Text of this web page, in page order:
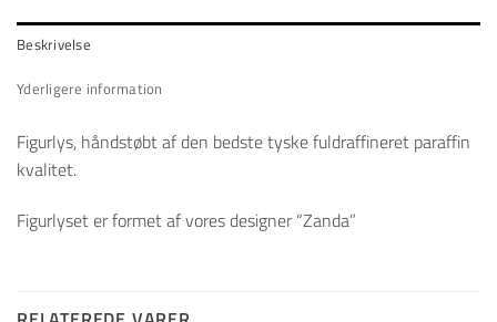
Beskrivelse
Yderligere information
Figurlys, håndstøbt af den bedste tyske fuldraffineret paraffin
kvalitet.
Figurlyset er formet af vores designer “Zanda”